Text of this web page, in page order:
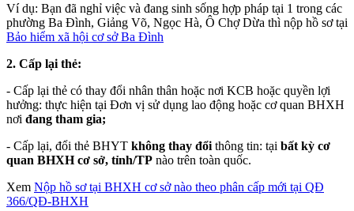
Ví dụ: Bạn đã nghỉ việc và đang sinh sống hợp pháp tại 1 trong các
phường Ba Đình, Giảng Võ, Ngọc Hà, Ô Chợ Dừa thì nộp hồ sơ tại
Bảo hiểm xã hội cơ sở Ba Đình
2. Cấp lại thẻ:
- Cấp lại thẻ có thay đổi nhân thân hoặc nơi KCB hoặc quyền lợi
hưởng: thực hiện tại Đơn vị sử dụng lao động hoặc cơ quan BHXH
nơi đang tham gia;
- Cấp lại, đổi thẻ BHYT không thay đổi thông tin: tại bất kỳ cơ
quan BHXH cơ sở, tỉnh/TP nào trên toàn quốc.
Xem Nộp hồ sơ tại BHXH cơ sở nào theo phân cấp mới tại QĐ
366/QĐ-BHXH